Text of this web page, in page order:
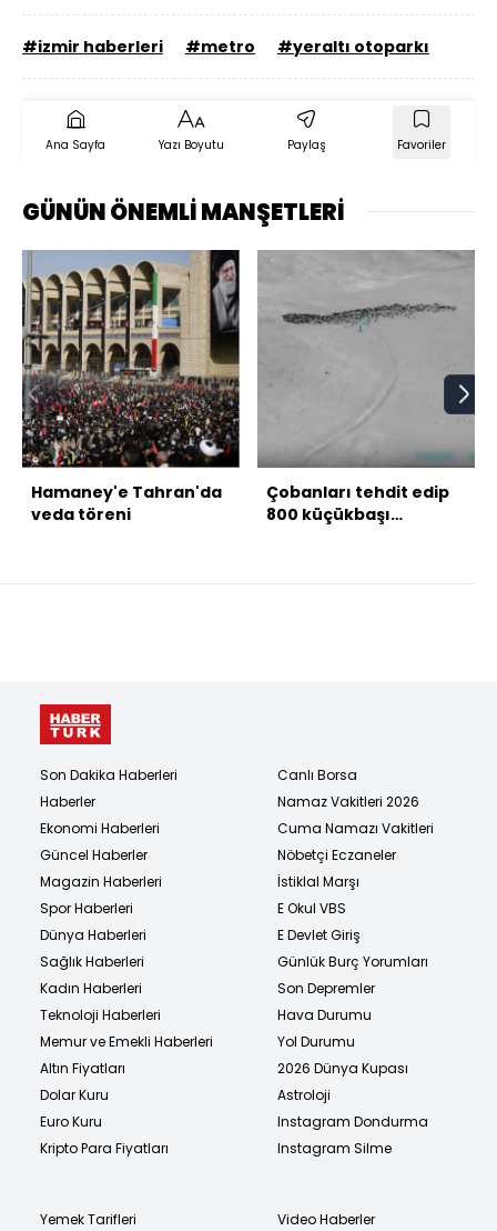
#izmir haberleri #metro #yeraltı otoparkı
Ana Sayfa Yazı Boyutu Paylaş Favoriler
GÜNÜN ÖNEMLİ MANŞETLERİ
Hamaney'e Tahran'da
veda töreni
Çobanları tehdit edip
800 küçükbaşı
Son Dakika Haberleri
Haberler
Ekonomi Haberleri
Güncel Haberler
Magazin Haberleri
Spor Haberleri
Dünya Haberleri
Sağlık Haberleri
Kadın Haberleri
Teknoloji Haberleri
Memur ve Emekli Haberleri
Altın Fiyatları
Dolar Kuru
Euro Kuru
Kripto Para Fiyatları
Canlı Borsa
Namaz Vakitleri 2026
Cuma Namazı Vakitleri
Nöbetçi Eczaneler
İstiklal Marşı
E Okul VBS
E Devlet Giriş
Günlük Burç Yorumları
Son Depremler
Hava Durumu
Yol Durumu
2026 Dünya Kupası
Astroloji
Instagram Dondurma
Instagram Silme
Yemek Tarifleri
Video Haberler